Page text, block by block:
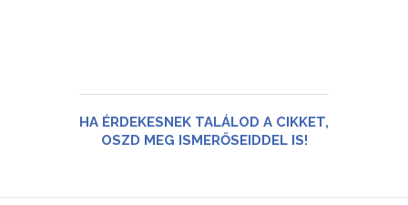
HA ÉRDEKESNEK TALÁLOD A CIKKET,
OSZD MEG ISMERŐSEIDDEL IS!